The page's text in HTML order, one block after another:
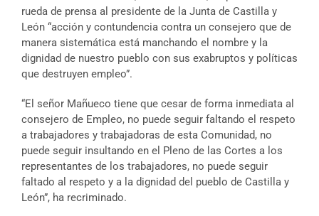
rueda de prensa al presidente de la Junta de Castilla y
León “acción y contundencia contra un consejero que de
manera sistemática está manchando el nombre y la
dignidad de nuestro pueblo con sus exabruptos y políticas
que destruyen empleo”.
“El señor Mañueco tiene que cesar de forma inmediata al
consejero de Empleo, no puede seguir faltando el respeto
a trabajadores y trabajadoras de esta Comunidad, no
puede seguir insultando en el Pleno de las Cortes a los
representantes de los trabajadores, no puede seguir
faltado al respeto y a la dignidad del pueblo de Castilla y
León”, ha recriminado.